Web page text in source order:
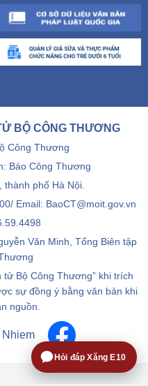
BỘ CÔNG THƯƠNG
Công Thương
Báo Công Thương
phố Hà Nội.
Email: BaoCT@moit.gov.vn
Văn Minh, Tổng Biên tập
tử Bộ Công Thương” khi trích
sự đồng ý bằng văn bản khi
nguồn.
Hỏi đáp Xăng E10